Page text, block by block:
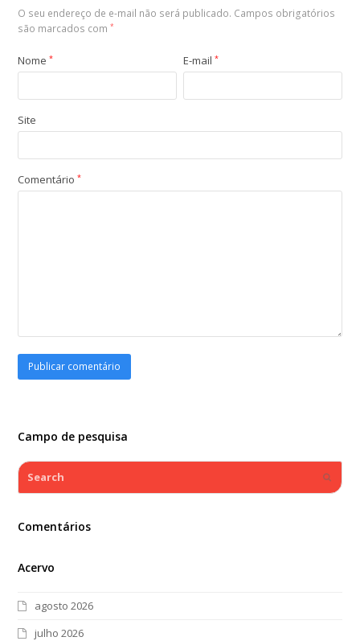
O seu endereço de e-mail não será publicado. Campos obrigatórios
são marcados com*
Nome* E-mail*
Site
Comentário*
Campo de pesquisa
Search
Comentários
Acervo
agosto 2026
julho 2026